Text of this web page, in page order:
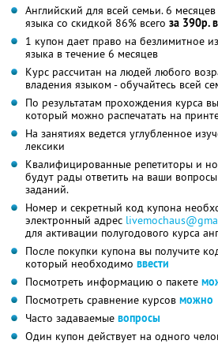
Английский для всей семьи. 6
языка со скидкой 86% всего за 390р.
1 купон дает право на безлимитное
языка в течение 6 месяцев
Курс рассчитан на людей любого
владения языком - обучайтесь всей
По результатам прохождения курса
который можно распечатать на
На занятиях ведется углубленное
лексики
Квалифицированные репетиторы и
будут рады ответить на ваши
заданий.
Номер и секретный код купона
электронный адрес
для активации полугодового курса
После покупки купона вы получите
который необходимо ввести
Посмотреть информацию о пакете
Посмотреть сравнение курсов можно
Часто задаваемые вопросы
Один купон действует на одного